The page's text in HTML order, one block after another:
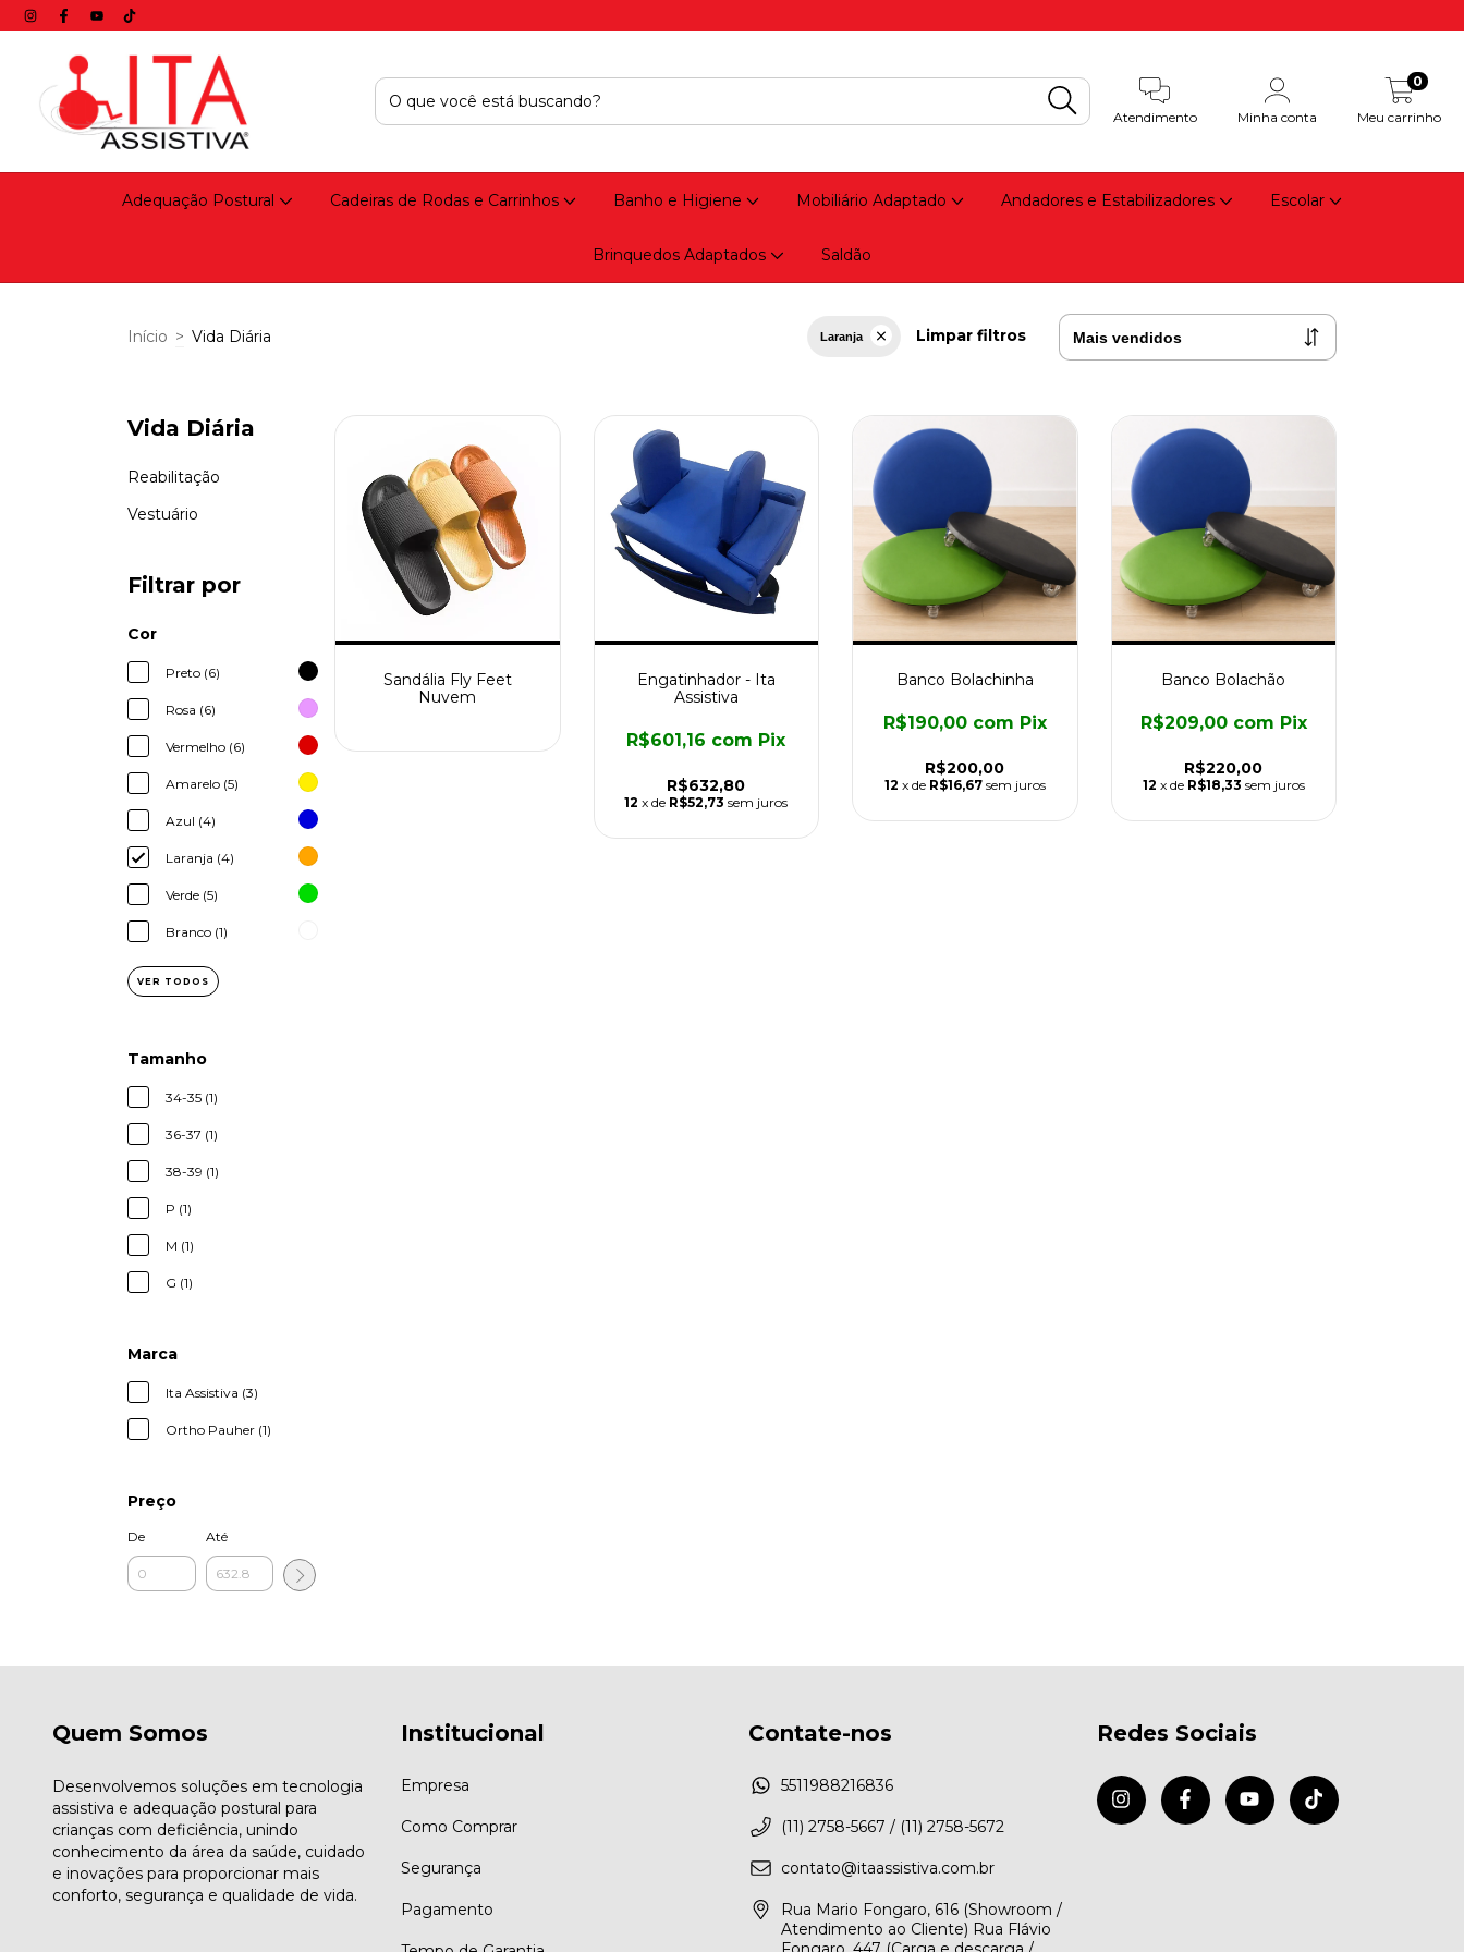
Atendimento Minha conta Meu carrinho
0
Adequação Postural Cadeiras de Rodas e Carrinhos Banho e Higiene Mobiliário Adaptado Andadores e Estabilizadores Escolar
Brinquedos Adaptados Saldão
Início > Vida Diária Laranja Limpar filtros
Vida Diária
Reabilitação
Vestuário
Filtrar por
Cor
Preto (6)
Rosa (6)
Vermelho (6)
Amarelo (5)
Azul (4)
Laranja (4)
Verde (5)
Branco (1)
VER TODOS
Tamanho
34-35 (1)
36-37 (1)
38-39 (1)
P (1)
M (1)
G (1)
Marca
Ita Assistiva (3)
Ortho Pauher (1)
Preço
De Até
Sandália Fly Feet
Nuvem
Engatinhador - Ita
Assistiva
R$632,80
R$601,16 com Pix
12 x de R$52,73 sem juros
Banco Bolachinha
R$200,00
R$190,00 com Pix
12 x de R$16,67 sem juros
Banco Bolachão
R$220,00
R$209,00 com Pix
12 x de R$18,33 sem juros
Quem Somos
Desenvolvemos soluções em tecnologia
assistiva e adequação postural para
crianças com deficiência, unindo
conhecimento da área da saúde, cuidado
e inovações para proporcionar mais
conforto, segurança e qualidade de vida.
Institucional
Empresa
Como Comprar
Segurança
Pagamento
Contate-nos
5511988216836
(11) 2758-5667 / (11) 2758-5672
contato@itaassistiva.com.br
Rua Mario Fongaro, 616 (Showroom /
Atendimento ao Cliente) Rua Flávio
Redes Sociais